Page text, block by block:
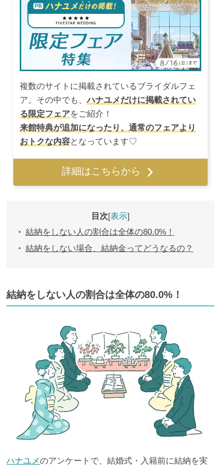
複数のサイトに掲載されているブライダルフェ
ア。その中でも、ハナユメだけに掲載されてい
る限定フェアをご紹介！
来館特典が追加になったり、通常のフェアより
おトクな内容となっています♡
詳細はこちらから
目次 表示
結納をしない人の割合は全体の80.0%！
結納をしない場合、結納金ってどうなるの？
結納をしない人の割合は全体の80.0%！
ハナユメのアンケートで、結婚式・入籍前に結納を実